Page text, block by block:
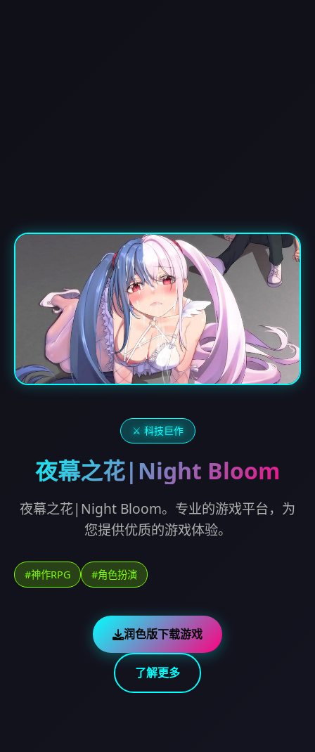
⚔️ 科技巨作
夜幕之花|Night Bloom
夜幕之花|Night Bloom。专业的游戏平台，为
您提供优质的游戏体验。
#神作RPG #角色扮演
润色版下载游戏
了解更多